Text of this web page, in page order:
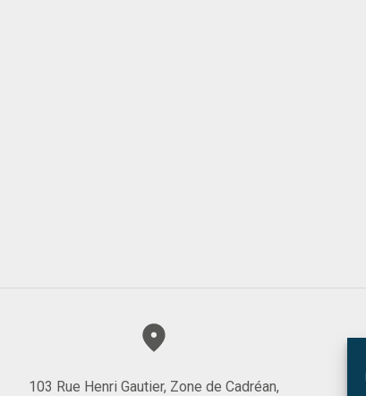
103 Rue Henri Gautier, Zone de Cadréan,